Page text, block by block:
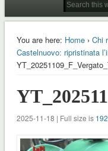
You are here: Home› Chi
Castelnuovo: ripristinata
2025-11-18 | Full size is